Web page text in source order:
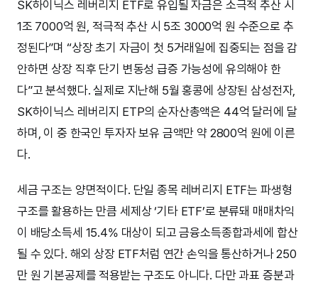
SK하이닉스 레버리지 ETF로 유입될 자금은 소극적 추산 시
1조 7000억 원, 적극적 추산 시 5조 3000억 원 수준으로 추
정된다”며 “상장 초기 자금이 첫 5거래일에 집중되는 점을 감
안하면 상장 직후 단기 변동성 급증 가능성에 유의해야 한
다”고 분석했다. 실제로 지난해 5월 홍콩에 상장된 삼성전자,
SK하이닉스 레버리지 ETP의 순자산총액은 44억 달러에 달
하며, 이 중 한국인 투자자 보유 금액만 약 2800억 원에 이른
다.
세금 구조는 양면적이다. 단일 종목 레버리지 ETF는 파생형
구조를 활용하는 만큼 세제상 ‘기타 ETF’로 분류돼 매매차익
이 배당소득세 15.4% 대상이 되고 금융소득종합과세에 합산
될 수 있다. 해외 상장 ETF처럼 연간 손익을 통산하거나 250
만 원 기본공제를 적용받는 구조도 아니다. 다만 과표 증분과